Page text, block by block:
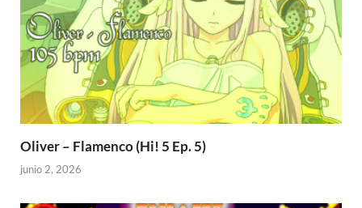
Oliver – Flamenco (Hi! 5 Ep. 5)
junio 2, 2026